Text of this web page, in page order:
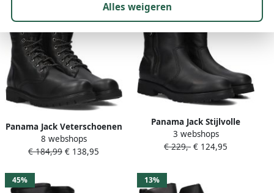
Panama Jack Veterschoenen
Frisia veterschoenen
enkellaars blokhak met
8 webshops
€ 184,99 € 138,95
45%
Panama Jack Stijlvolle
winterlaarzen met warme
voering Black Dames
3 webshops
€ 229,- € 124,95
45% 13%
Alles weigeren